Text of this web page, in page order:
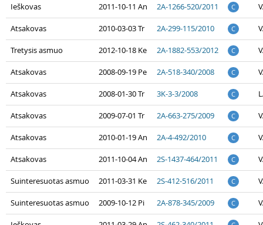
Ieškovas 2011-10-11 An 2A-1266-520/2011 C
Atsakovas 2010-03-03 Tr 2A-299-115/2010 C
Tretysis asmuo 2012-10-18 Ke 2A-1882-553/2012 C
Atsakovas 2008-09-19 Pe 2A-518-340/2008 C
Atsakovas 2008-01-30 Tr 3K-3-3/2008 C
Atsakovas 2009-07-01 Tr 2A-663-275/2009 C
Atsakovas 2010-01-19 An 2A-4-492/2010 C
Atsakovas 2011-10-04 An 2S-1437-464/2011 C
Suinteresuotas asmuo 2011-03-31 Ke 2S-412-516/2011 C
Suinteresuotas asmuo 2009-10-12 Pi 2A-878-345/2009 C